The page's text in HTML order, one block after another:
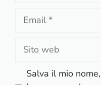
Email
Sito
Salva il mio